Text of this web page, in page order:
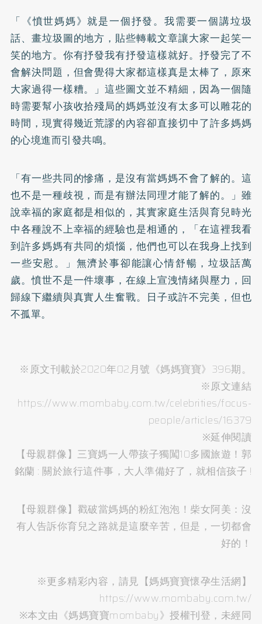
「《憤世媽媽》就是一個抒發。我需要一個講垃圾
話、畫垃圾圖的地方，貼些轉載文章讓大家一起笑一
笑的地方。你有抒發我有抒發這樣就好。抒發完了不
會解決問題，但會覺得大家都這樣真是太棒了，原來
大家過得一樣糟。」這些圖文並不精細，因為一個隨
時需要幫小孩收拾殘局的媽媽並沒有太多可以雕花的
時間，現實得幾近荒謬的內容卻直接切中了許多媽媽
的心境進而引發共鳴。
「有一些共同的慘痛，是沒有當媽媽不會了解的。這
也不是一種歧視，而是有辦法同理才能了解的。」雖
說幸福的家庭都是相似的，其實家庭生活與育兒時光
中各種說不上幸福的經驗也是相通的，「在這裡我看
到許多媽媽有共同的煩惱，他們也可以在我身上找到
一些安慰。」無濟於事卻能讓心情舒暢，垃圾話萬
歲。憤世不是一件壞事，在線上宣洩情緒與壓力，回
歸線下繼續與真實人生奮戰。日子或許不完美，但也
不孤單。
※原文刊載於2020年02月號《媽媽寶寶》396期。
※原文連結
https://www.mombaby.com.tw/celebrities/focus-
people/articles/16379
※延伸閱讀
【母親群像】三寶媽一人帶孩子獨闖10多國旅遊！郭
銘蘭 : 關於旅行這件事，大人準備好了，就相信孩子 !
【母親群像】戳破當媽媽的粉紅泡泡！柴女阿美：沒
有人告訴你育兒之路就是這麼辛苦，但是，一切都會
好的！
※更多精彩內容，請見【媽媽寶寶懷孕生活網】
https://www.mombaby.com.tw/
※本文由《媽媽寶寶mombaby》授權刊登，未經同